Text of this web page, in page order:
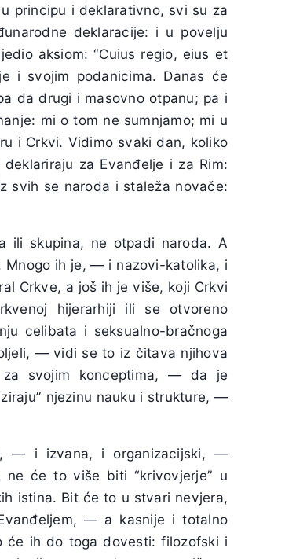
principu i deklarativno, svi su za
deklaracije: i u povelju
aksiom: “Cuius regio, eius et
i svojim podanicima. Danas će
da drugi i masovno otpanu; pa i
mi o tom ne sumnjamo; mi u
i Crkvi. Vidimo svaki dan, koliko
za Evanđelje i za Rim:
svih se naroda i staleža novače:
ili skupina, ne otpadi naroda. A
Mnogo ih je, — i nazovi-katolika, i
Crkve, a još ih je više, koji Crkvi
hijerarhiji ili se otvoreno
celibata i seksualno-bračnoga
— vidi se to iz čitava njihova
svojim konceptima, — da je
njezinu nauku i strukture, —
— i izvana, i organizacijski, —
će to više biti “krivovjerje” u
istina. Bit će to u stvari nevjera,
— a kasnije i totalno
će ih do toga dovesti: filozofski i